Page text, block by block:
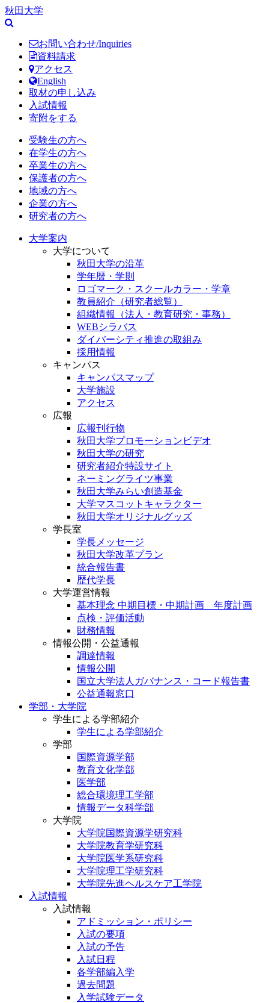
秋田大学
お問い合わせ/Inquiries
資料請求
アクセス
English
取材の申し込み
入試情報
寄附をする
受験生の方へ
在学生の方へ
卒業生の方へ
保護者の方へ
地域の方へ
企業の方へ
研究者の方へ
大学案内
大学について
秋田大学の沿革
学年暦・学則
ロゴマーク・スクールカラー・学章
教員紹介（研究者総覧）
組織情報（法人・教育研究・事務）
WEBシラバス
ダイバーシティ推進の取組み
採用情報
キャンパス
キャンパスマップ
大学施設
アクセス
広報
広報刊行物
秋田大学プロモーションビデオ
秋田大学の研究
研究者紹介特設サイト
ネーミングライツ事業
秋田大学みらい創造基金
大学マスコットキャラクター
秋田大学オリジナルグッズ
学長室
学長メッセージ
秋田大学改革プラン
統合報告書
歴代学長
大学運営情報
基本理念 中期目標・中期計画 年度計画
点検・評価活動
財務情報
情報公開・公益通報
調達情報
情報公開
国立大学法人ガバナンス・コード報告書
公益通報窓口
学部・大学院
学生による学部紹介
学生による学部紹介
学部
国際資源学部
教育文化学部
医学部
総合環境理工学部
情報データ科学部
大学院
大学院国際資源学研究科
大学院教育学研究科
大学院医学系研究科
大学院理工学研究科
大学院先進ヘルスケア工学院
入試情報
入試情報
アドミッション・ポリシー
入試の要項
入試の予告
入試日程
各学部編入学
過去問題
入学試験データ